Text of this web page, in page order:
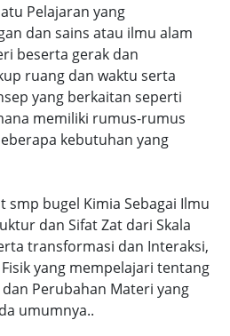
Pelajaran yang
dan sains atau ilmu alam
beserta gerak dan
ruang dan waktu serta
yang berkaitan seperti
memiliki rumus-rumus
kebutuhan yang
smp bugel Kimia Sebagai Ilmu
dan Sifat Zat dari Skala
transformasi dan Interaksi,
yang mempelajari tentang
Perubahan Materi yang
umumnya..